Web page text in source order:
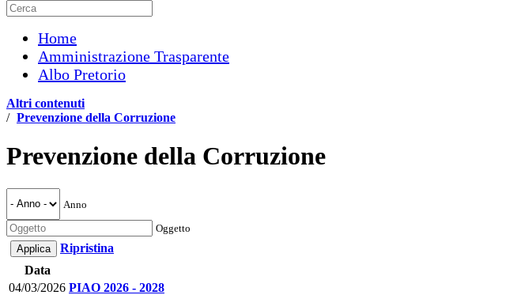
Home
Amministrazione Trasparente
Albo Pretorio
Altri contenuti
/ Prevenzione della Corruzione
Prevenzione della Corruzione
Anno
Oggetto
Ripristina
Data
04/03/2026 PIAO 2026 - 2028